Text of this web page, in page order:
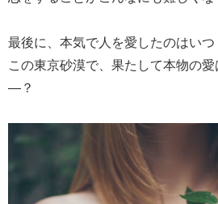
最後に、本気で人を愛したのはいつ
この東京砂漠で、果たして本物の
―？